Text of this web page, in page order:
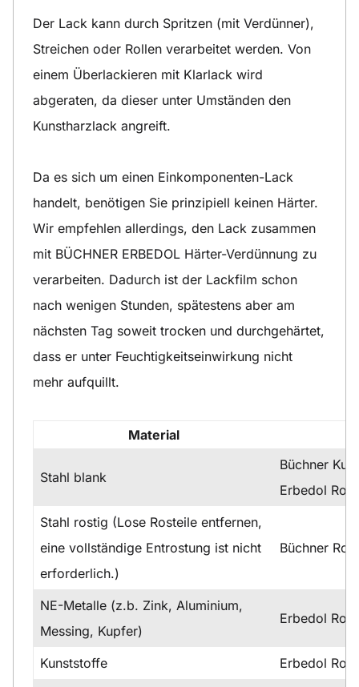
Der Lack kann durch Spritzen (mit Verdünner),
Streichen oder Rollen verarbeitet werden. Von
einem Überlackieren mit Klarlack wird
abgeraten, da dieser unter Umständen den
Kunstharzlack angreift.
Da es sich um einen Einkomponenten-Lack
handelt, benötigen Sie prinzipiell keinen Härter.
Wir empfehlen allerdings, den Lack zusammen
mit BÜCHNER ERBEDOL Härter-Verdünnung zu
verarbeiten. Dadurch ist der Lackfilm schon
nach wenigen Stunden, spätestens aber am
nächsten Tag soweit trocken und durchgehärtet,
dass er unter Feuchtigkeitseinwirkung nicht
mehr aufquillt.
Material
Stahl blank
Büchner
Erbedol
Stahl rostig (Lose Rosteile entfernen,
eine vollständige Entrostung ist nicht
erforderlich.)
Büchner
NE-Metalle (z.b. Zink, Aluminium,
Messing, Kupfer)
Erbedol
Kunststoffe
Erbedol